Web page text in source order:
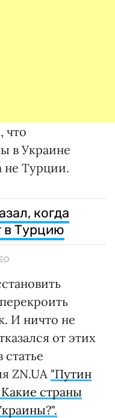
что
в Украине
не Турции.
когда
в Турцию
И ничто не
от этих
ZN.UA "Путин
страны